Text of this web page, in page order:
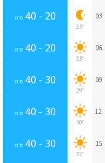
03
25°
20 - 40 ס״מ
06
23°
20 - 40 ס״מ
09
29°
30 - 40 ס״מ
12
30°
30 - 40 ס״מ
15
31°
30 - 40 ס״מ